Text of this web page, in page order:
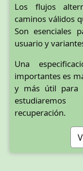
Los flujos
caminos válidos
Son esenciales
usuario y
Una
importantes es
y más útil para
recuperación.